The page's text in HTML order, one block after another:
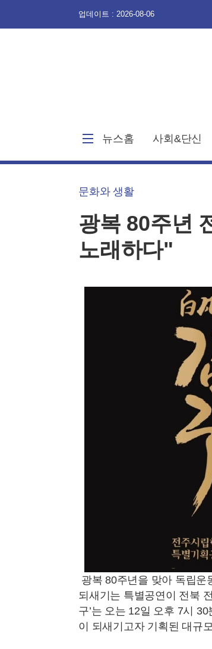
업데이트 : 2026-08-06
뉴스홈 사회&단신
문화와 생활
광복 80주년
노래하다"
광복 80주년을 맞아 독립
되새기는 특별공연이 전북
구’는 오는 12일 오후 7시
이 되새기고자 기획된 대규